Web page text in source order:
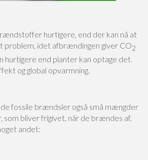
hurtigere, end der kan nå at
problem, idet afbrændingen giver CO2
hurtigere end planter kan optage det.
og global opvarmning.
з труднощами у фінансових питаннях,
Банківські установи висувають високі вимоги,
перебувають у роз’їздах або не мають
стаєкредит військовослужбовцям
доступна онлайн, а кошти надходять на картку в
fossile brændsler også små mængder
som bliver frigivet, når de brændes af.
andet: